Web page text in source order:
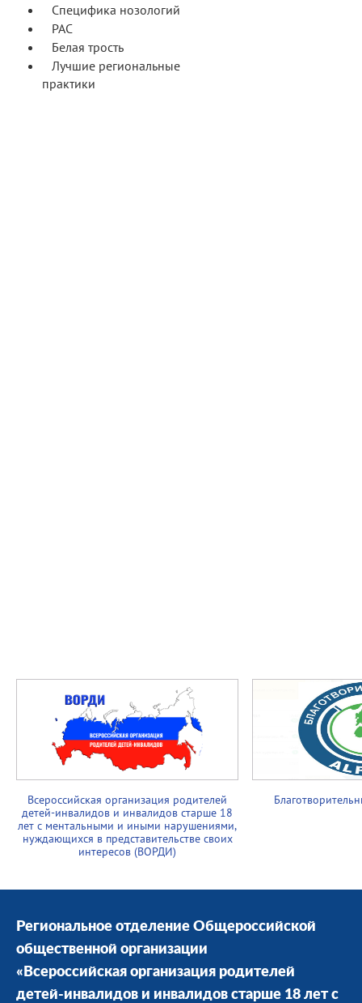
Специфика нозологий
РАС
Белая трость
Лучшие региональные
практики
Всероссийская организация родителей
детей-инвалидов и инвалидов старше 18
лет с ментальными и иными нарушениями,
нуждающихся в представительстве своих
интересов (ВОРДИ)
Региональное отделение Общероссийской
общественной организации
«Всероссийская организация родителей
детей-инвалидов и инвалидов старше 18 лет с